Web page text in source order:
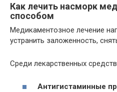
Как лечить насморк
способом
Медикаментозное лечение
устранить заложенность,
Среди лекарственных
Антигистаминные